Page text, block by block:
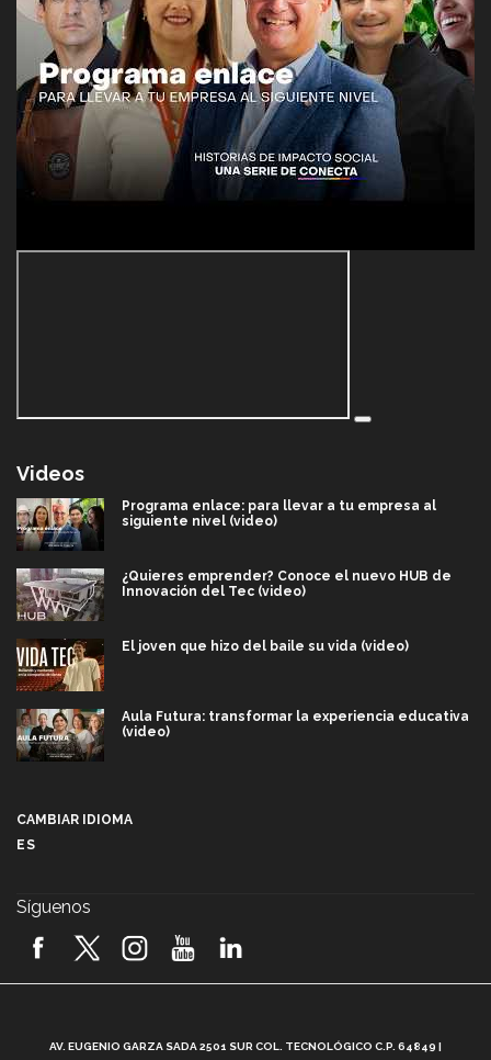
Videos
Programa enlace: para llevar a tu empresa al
siguiente nivel (video)
¿Quieres emprender? Conoce el nuevo HUB de
Innovación del Tec (video)
El joven que hizo del baile su vida (video)
Aula Futura: transformar la experiencia educativa
(video)
2026! (video)
CAMBIAR IDIOMA
ES
Síguenos
AV. EUGENIO GARZA SADA 2501 SUR COL. TECNOLÓGICO C.P. 64849 |